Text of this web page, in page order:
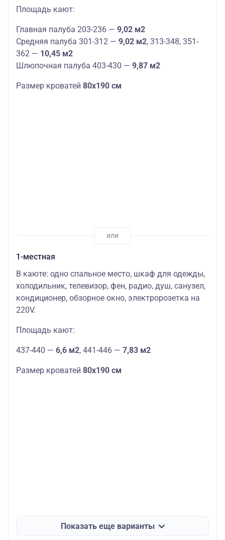
Площадь кают:
Главная палуба 203-236 — 9,02 м2
Средняя палуба 301-312 — 9,02 м2, 313-348, 351-
362 — 10,45 м2
Шлюпочная палуба 403-430 — 9,87 м2
Размер кроватей 80х190 см
1-местная
В каюте: одно спальное место, шкаф для одежды,
холодильник, телевизор, фен, радио, душ, санузел,
кондиционер, обзорное окно, электророзетка на
220V.
Площадь кают:
437-440 — 6,6 м2, 441-446 — 7,83 м2
Размер кроватей 80х190 см
Показать еще варианты